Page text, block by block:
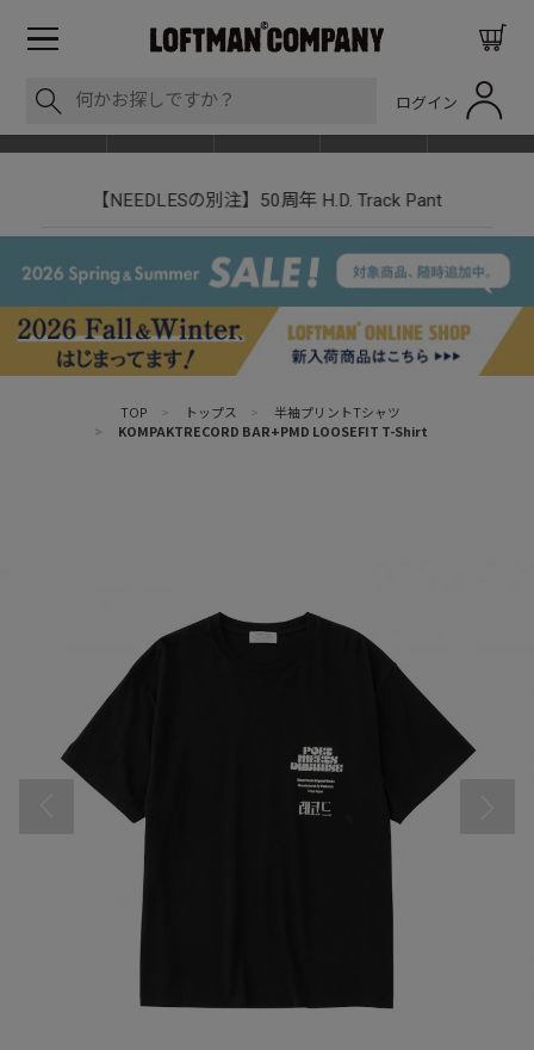
ログイン
【NEEDLESの別注】50周年 H.D. Track Pant
TOP > トップス >
半袖プリントTシャツ
>
KOMPAKTRECORD BAR+PMD LOOSEFIT T-Shirt